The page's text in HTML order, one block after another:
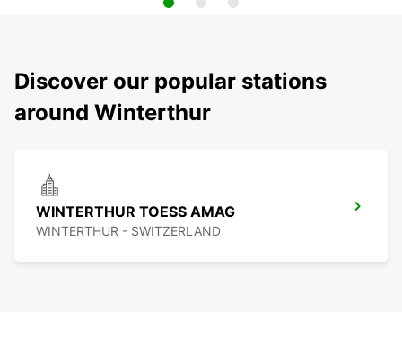
Discover our popular stations
around Winterthur
WINTERTHUR TOESS AMAG
WINTERTHUR - SWITZERLAND